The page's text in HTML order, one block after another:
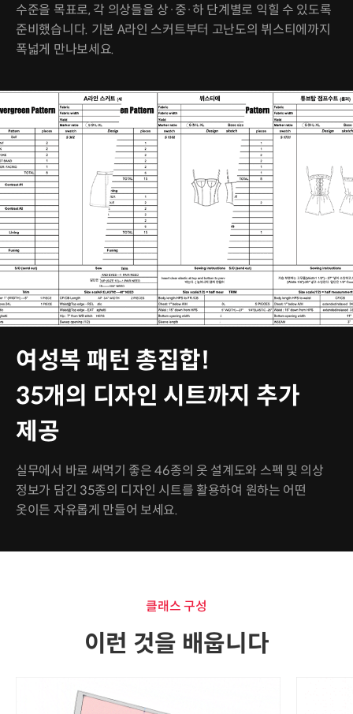
수준을 목표로, 각 의상들을 상·중·하 단계별로 익힐 수 있도록
준비했습니다. 기본 A라인 스커트부터 고난도의 뷔스티에까지
폭넓게 만나보세요.
여성복 패턴 총집합!
35개의 디자인 시트까지 추가
제공
실무에서 바로 써먹기 좋은 46종의 옷 설계도와 스펙 및 의상
정보가 담긴 35종의 디자인 시트를 활용하여 원하는 어떤
옷이든 자유롭게 만들어 보세요.
클래스 구성
이런 것을 배웁니다